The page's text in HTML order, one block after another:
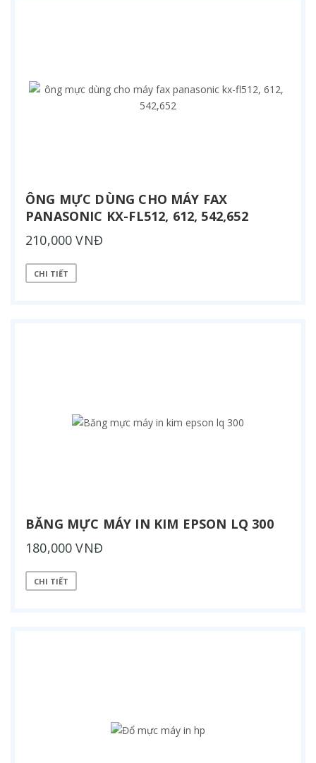
ÔNG MỰC DÙNG CHO MÁY FAX
PANASONIC KX-FL512, 612, 542,652
210,000 VNĐ
CHI TIẾT
BĂNG MỰC MÁY IN KIM EPSON LQ 300
180,000 VNĐ
CHI TIẾT